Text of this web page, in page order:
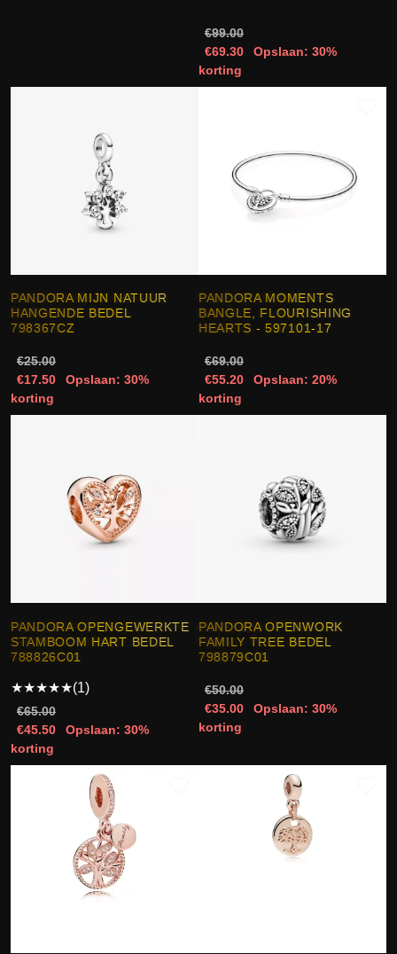
€99.00
€69.30
Opslaan: 30%
korting
PANDORA MIJN NATUUR
HANGENDE BEDEL
798367CZ
€25.00
€17.50
Opslaan: 30%
korting
PANDORA MOMENTS
BANGLE, FLOURISHING
HEARTS - 597101-17
€69.00
€55.20
Opslaan: 20%
korting
PANDORA OPENGEWERKTE
STAMBOOM HART BEDEL
788826C01
★★★★★(1)
€65.00
€45.50
Opslaan: 30%
korting
PANDORA OPENWORK
FAMILY TREE BEDEL
798879C01
€50.00
€35.00
Opslaan: 30%
korting